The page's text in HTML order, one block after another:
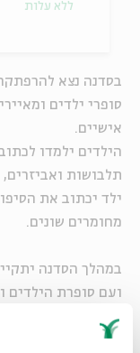
בסדנה נצא להרפתקה
סופרי ילדים
אישיים.
הילדים ילמדו
תלבושות
ילד יכתוב את
מחומרים שונים.
במהלך הסדנה
ועם סופרת הילדים
תהליך הכתיבה
בתום הסדנה ייערך
ללא עלות